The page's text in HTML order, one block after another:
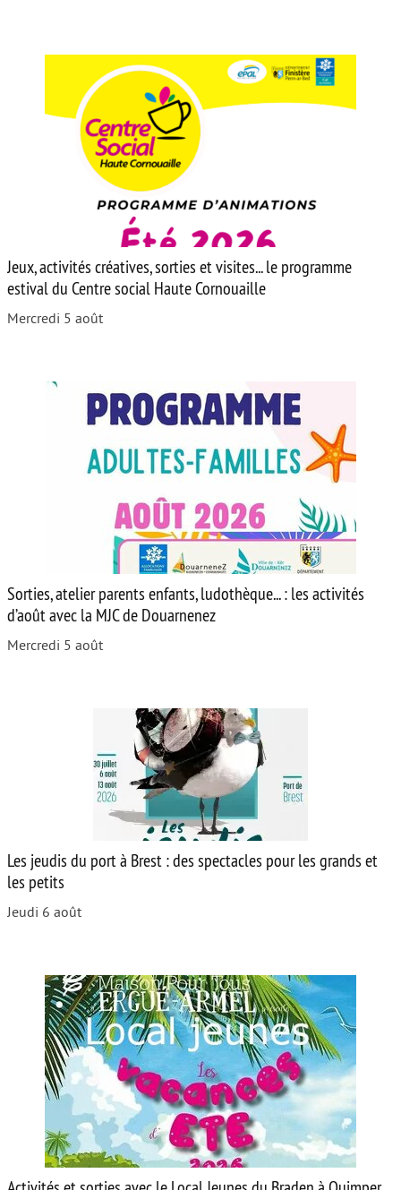
Jeux, activités créatives, sorties et visites... le programme
estival du Centre social Haute Cornouaille
Mercredi 5 août
Sorties, atelier parents enfants, ludothèque... : les activités
d’août avec la MJC de Douarnenez
Mercredi 5 août
Les jeudis du port à Brest : des spectacles pour les grands et
les petits
Jeudi 6 août